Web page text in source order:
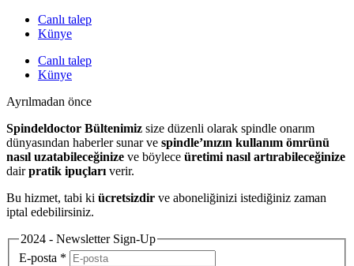
Canlı talep
Künye
Canlı talep
Künye
Ayrılmadan önce
Spindeldoctor Bültenimiz size düzenli olarak spindle onarım
dünyasından haberler sunar ve spindle’ınızın kullanım ömrünü
nasıl uzatabileceğinize ve böylece üretimi nasıl artırabileceğinize
dairpratik ipuçları verir.
Bu hizmet, tabi ki ücretsizdir ve aboneliğinizi istediğiniz zaman
iptal edebilirsiniz.
2024 - Newsletter Sign-Up
E-posta *